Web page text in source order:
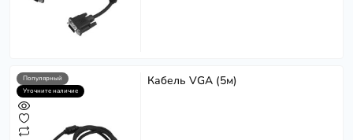
Популярный
Уточните наличие
Кабель VGA (5м)